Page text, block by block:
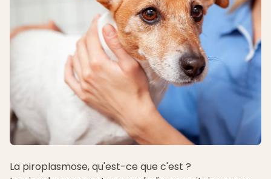
La piroplasmose, qu'est-ce que c'est ?